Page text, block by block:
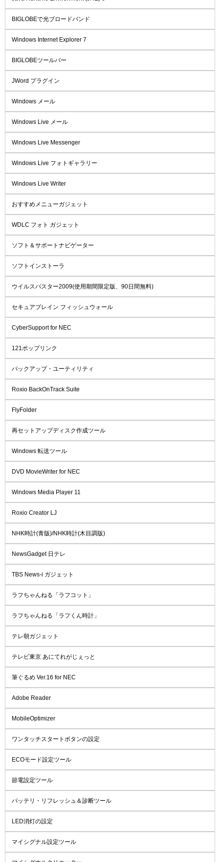
BIGLOBEで光ブロードバンド
Windows Internet Explorer 7
BIGLOBEツールバー
JWord プラグイン
Windows メール
Windows Live メール
Windows Live Messenger
Windows Live フォトギャラリー
Windows Live Writer
おすすめメニューガジェット
WDLC フォト ガジェット
ソフト＆サポートナビゲーター
ソフトインストーラ
ウイルスバスター2009(使用期間限定版、90日間無料)
セキュアブレイン フィッシュウォール
CyberSupport for NEC
121ポップリンク
バックアップ・ユーティリティ
Roxio BackOnTrack Suite
FlyFolder
再セットアップディスク作成ツール
Windows 転送ツール
DVD MovieWriter for NEC
Windows Media Player 11
Roxio Creator LJ
NHK時計(青版)/NHK時計(木目調版)
NewsGadget 日テレ
TBS News-i ガジェット
ラフちゃんねる「ラフコット」
ラフちゃんねる「ラフくん時計」
テレ朝ガジェット
テレビ東京 あにてれがじぇっと
筆ぐるめ Ver.16 for NEC
Adobe Reader
MobileOptimizer
ワンタッチスタートボタンの設定
ECOモード設定ツール
節電設定ツール
バッテリ・リフレッシュ＆診断ツール
LED消灯の設定
マイシグナル設定ツール